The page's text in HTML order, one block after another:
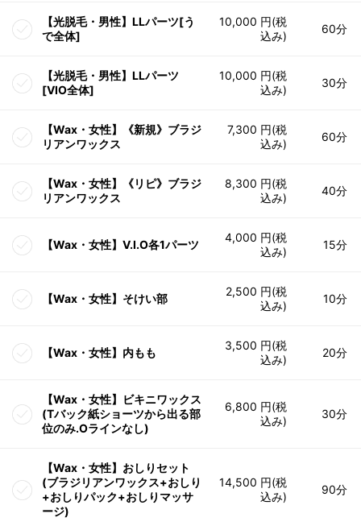
【光脱毛・男性】LLパーツ[う
で全体]
10,000 円(税
込み)
60分
【光脱毛・男性】LLパーツ
[VIO全体]
10,000 円(税
込み)
30分
【Wax・女性】《新規》ブラジ
リアンワックス
7,300 円(税
込み)
60分
【Wax・女性】《リピ》ブラジ
リアンワックス
8,300 円(税
込み)
40分
【Wax・女性】V.I.O各1パーツ
4,000 円(税
込み)
15分
【Wax・女性】そけい部
2,500 円(税
込み)
10分
【Wax・女性】内もも
3,500 円(税
込み)
20分
【Wax・女性】ビキニワックス
(Tバック紙ショーツから出る部
位のみ.Oラインなし)
6,800 円(税
込み)
30分
【Wax・女性】おしりセット
(ブラジリアンワックス+おしり
+おしりパック+おしりマッサ
ージ)
14,500 円(税
込み)
90分